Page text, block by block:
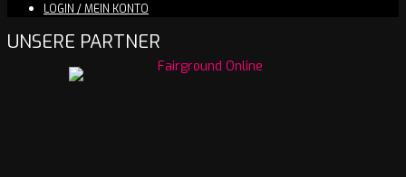
LOGIN / MEIN KONTO
UNSERE PARTNER